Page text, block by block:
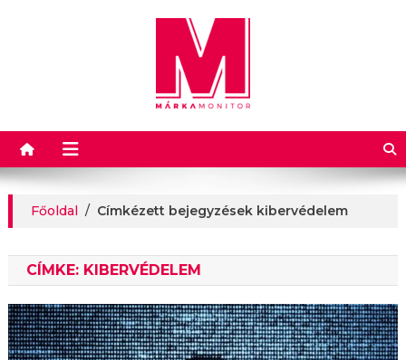
Márkamonitor
Főoldal / Címkézett bejegyzések kibervédelem
CÍMKE: KIBERVÉDELEM